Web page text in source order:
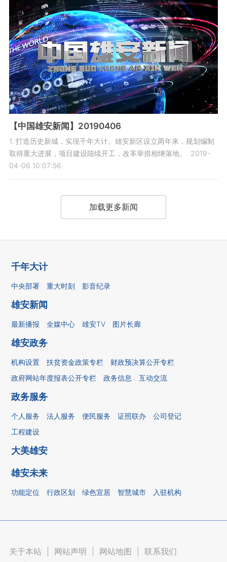
【中国雄安新闻】20190406
1. 打造历史新城，实现千年大计。雄安新区设立两年来，规划编制
取得重大进展，项目建设陆续开工，改革举措相继落地。
2019-
04-06 10:07:56
加载更多新闻
千年大计
中央部署 重大时刻 影音纪录
雄安新闻
最新播报 全媒中心 雄安TV 图片长廊
雄安政务
机构设置 扶贫资金政策专栏
财政预决算公开专栏
政府网站年度报表公开专栏
政务信息 互动交流
政务服务
个人服务 法人服务 便民服务 证照联办
公司登记
工程建设
大美雄安
雄安未来
功能定位 行政区划 绿色宜居 智慧城市 入驻机构
关于本站 网站声明 网站地图 联系我们